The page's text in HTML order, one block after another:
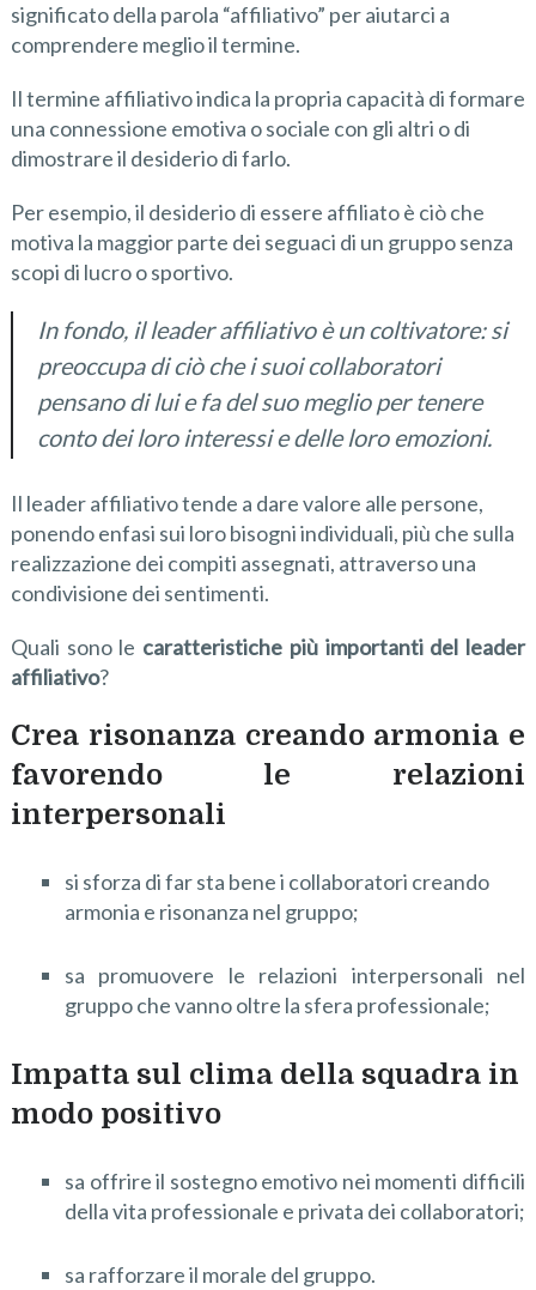
significato della parola “affiliativo” per aiutarci a
comprendere meglio il termine.
Il termine affiliativo indica la propria capacità di formare
una connessione emotiva o sociale con gli altri o di
dimostrare il desiderio di farlo.
Per esempio, il desiderio di essere affiliato è ciò che
motiva la maggior parte dei seguaci di un gruppo senza
scopi di lucro o sportivo.
In fondo, il leader affiliativo è un coltivatore: si
preoccupa di ciò che i suoi collaboratori
pensano di lui e fa del suo meglio per tenere
conto dei loro interessi e delle loro emozioni.
Il leader affiliativo tende a dare valore alle persone,
ponendo enfasi sui loro bisogni individuali, più che sulla
realizzazione dei compiti assegnati, attraverso una
condivisione dei sentimenti.
Quali sono le caratteristiche più importanti del leader
affiliativo?
Crea risonanza creando armonia e
favorendo le relazioni
interpersonali
si sforza di far sta bene i collaboratori creando
armonia e risonanza nel gruppo;
sa promuovere le relazioni interpersonali nel
gruppo che vanno oltre la sfera professionale;
Impatta sul clima della squadra in
modo positivo
sa offrire il sostegno emotivo nei momenti difficili
della vita professionale e privata dei collaboratori;
sa rafforzare il morale del gruppo.